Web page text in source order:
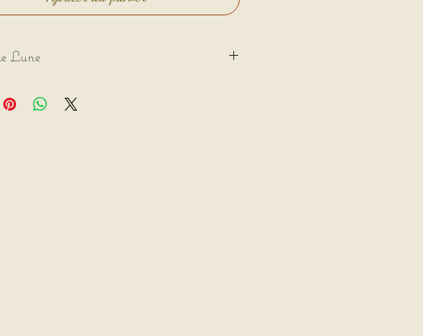
Lune
de lune viens accompagner la femme